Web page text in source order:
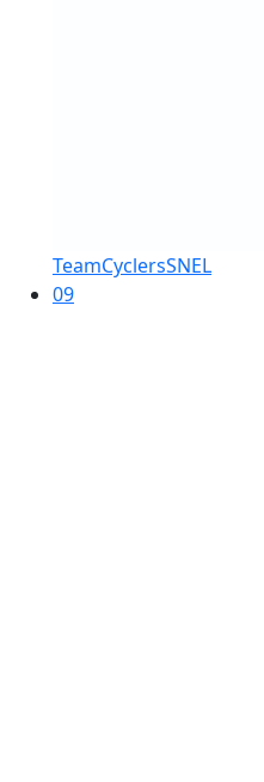
TeamCyclersSNEL
09